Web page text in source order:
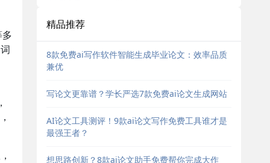
精品推荐
8款免费ai写作软件智能生成毕业论文：效率品质
兼优
写论文更靠谱？学长严选7款免费ai论文生成网站
AI论文工具测评！9款ai论文写作免费工具谁才是
最强王者？
想思路创新？8款ai论文助手免费帮你完成大作